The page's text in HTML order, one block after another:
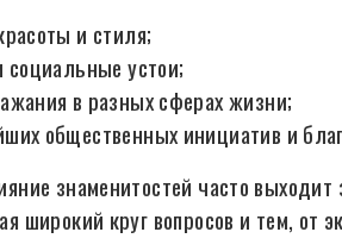
и стиля;
устои;
в разных сферах жизни;
общественных инициатив и
знаменитостей часто
широкий круг вопросов и тем, от